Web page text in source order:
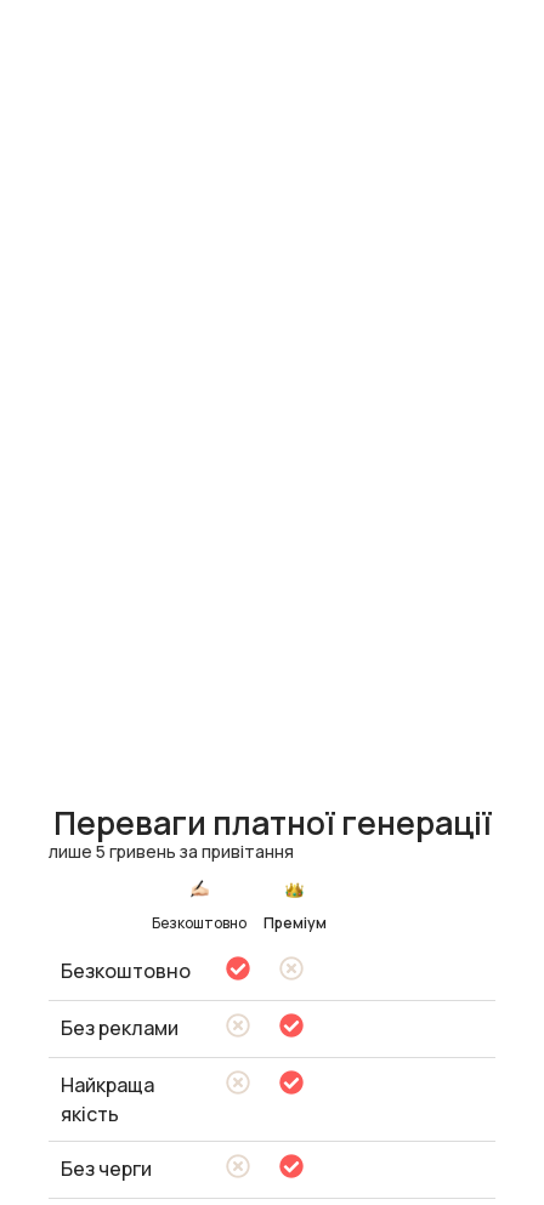
Переваги платної генерації
лише 5 гривень за привітання
Безкоштовно Преміум
Безкоштовно
Без реклами
Найкраща
якість
Без черги